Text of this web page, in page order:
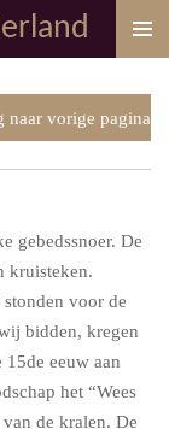
naar vorige pagina
gebedssnoer. De
kruisteken.
voor de
bidden, kregen
15de eeuw aan
het “Wees
de kralen. De